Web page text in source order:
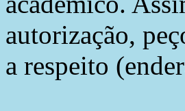
autorização,
a respeito